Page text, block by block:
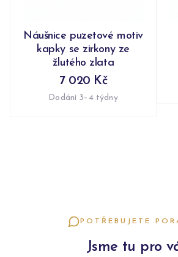
Náušnice puzetové motiv
kapky se zirkony ze
žlutého zlata
7 020 Kč
Dodání 3–4 týdny
POTŘEBUJETE
Jsme tu pro